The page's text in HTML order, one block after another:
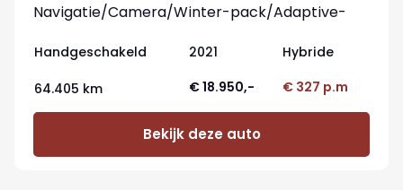
Navigatie/Camera/Winter-pack/Adaptive-
Handgeschakeld 2021 Hybride
64.405 km € 18.950,- € 327 p.m
Bekijk deze auto